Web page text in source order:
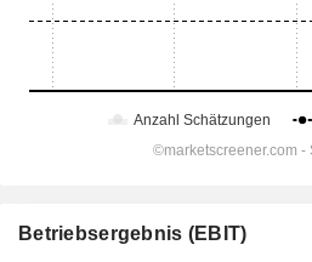
Betriebsergebnis (EBIT)